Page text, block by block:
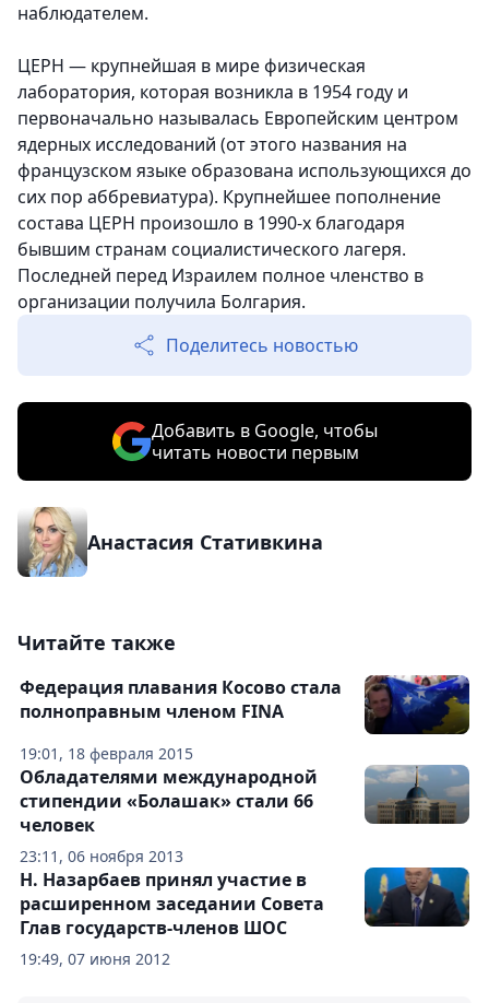
наблюдателем.
ЦЕРН — крупнейшая в мире физическая
лаборатория, которая возникла в 1954 году и
первоначально называлась Европейским центром
ядерных исследований (от этого названия на
французском языке образована использующихся до
сих пор аббревиатура). Крупнейшее пополнение
состава ЦЕРН произошло в 1990-х благодаря
бывшим странам социалистического лагеря.
Последней перед Израилем полное членство в
организации получила Болгария.
Поделитесь новостью
Добавить в Google, чтобы
читать новости первым
Анастасия Стативкина
Читайте также
19:01, 18 февраля 2015
Федерация плавания Косово стала
полноправным членом FINA
23:11, 06 ноября 2013
Обладателями международной
стипендии «Болашак» стали 66
человек
19:49, 07 июня 2012
Н. Назарбаев принял участие в
расширенном заседании Совета
Глав государств-членов ШОС